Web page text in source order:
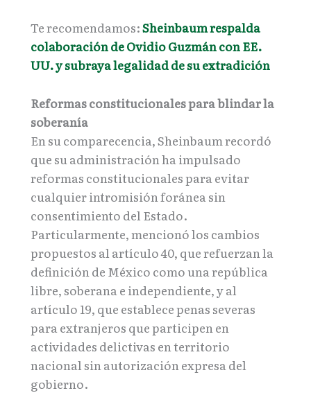
Te recomendamos:Sheinbaum respalda
colaboración de Ovidio Guzmán con EE.
UU. y subraya legalidad de su extradición
Reformas constitucionales para blindar la
soberanía
En su comparecencia, Sheinbaum recordó
que su administración ha impulsado
reformas constitucionales para evitar
cualquier intromisión foránea sin
consentimiento del Estado.
Particularmente, mencionó los cambios
propuestos al artículo 40, que refuerzan la
definición de México como una república
libre, soberana e independiente, y al
artículo 19, que establece penas severas
para extranjeros que participen en
actividades delictivas en territorio
nacional sin autorización expresa del
gobierno.